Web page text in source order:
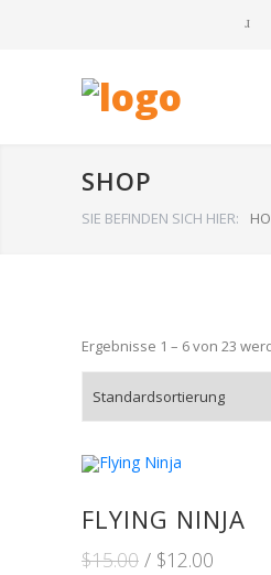
SHOP
SIE BEFINDEN SICH HIER:
Ergebnisse 1 – 6 von 23
FLYING NINJA
$15.00Ursprünglicher
$12.00